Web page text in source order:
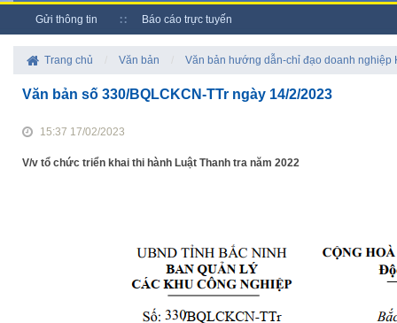
Gửi thông tin Báo cáo trực tuyến
Trang chủ Văn bản Văn bản hướng dẫn-chỉ đạo doanh nghiệp
Văn bản số 330/BQLCKCN-TTr ngày 14/2/2023
15:37 17/02/2023
V/v tổ chức triển khai thi hành Luật Thanh tra năm 2022